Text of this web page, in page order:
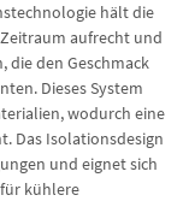
hält die
aufrecht und
die den Geschmack
Dieses System
wodurch eine
Das Isolationsdesign
und eignet sich
kühlere